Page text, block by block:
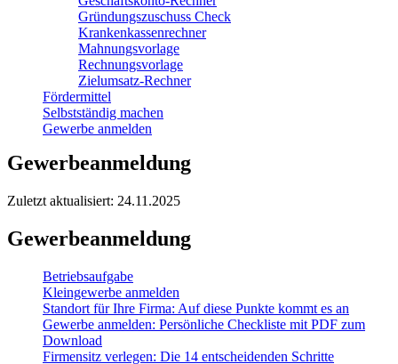
Gründungszuschuss Check
Krankenkassenrechner
Mahnungsvorlage
Rechnungsvorlage
Zielumsatz-Rechner
Fördermittel
Selbstständig machen
Gewerbe anmelden
Gewerbeanmeldung
Zuletzt aktualisiert: 24.11.2025
Gewerbeanmeldung
Betriebsaufgabe
Kleingewerbe anmelden
Standort für Ihre Firma: Auf diese Punkte kommt es an
Gewerbe anmelden: Persönliche Checkliste mit PDF zum
Download
Firmensitz verlegen: Die 14 entscheidenden Schritte